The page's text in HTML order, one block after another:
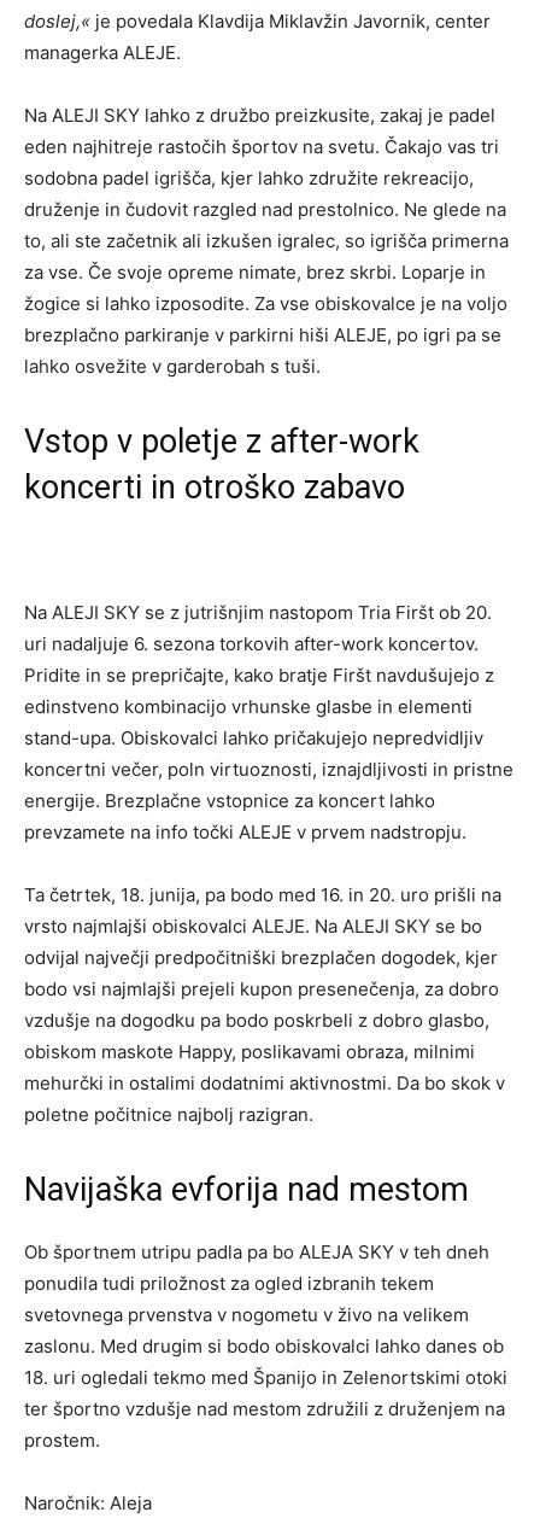
doslej,« je povedala Klavdija Miklavžin Javornik, center
managerka ALEJE.
Na ALEJI SKY lahko z družbo preizkusite, zakaj je padel
eden najhitreje rastočih športov na svetu. Čakajo vas tri
sodobna padel igrišča, kjer lahko združite rekreacijo,
druženje in čudovit razgled nad prestolnico. Ne glede na
to, ali ste začetnik ali izkušen igralec, so igrišča primerna
za vse. Če svoje opreme nimate, brez skrbi. Loparje in
žogice si lahko izposodite. Za vse obiskovalce je na voljo
brezplačno parkiranje v parkirni hiši ALEJE, po igri pa se
lahko osvežite v garderobah s tuši.
Vstop v poletje z after-work
koncerti in otroško zabavo
Na ALEJI SKY se z jutrišnjim nastopom Tria Firšt ob 20.
uri nadaljuje 6. sezona torkovih after-work koncertov.
Pridite in se prepričajte, kako bratje Firšt navdušujejo z
edinstveno kombinacijo vrhunske glasbe in elementi
stand-upa. Obiskovalci lahko pričakujejo nepredvidljiv
koncertni večer, poln virtuoznosti, iznajdljivosti in pristne
energije. Brezplačne vstopnice za koncert lahko
prevzamete na info točki ALEJE v prvem nadstropju.
Ta četrtek, 18. junija, pa bodo med 16. in 20. uro prišli na
vrsto najmlajši obiskovalci ALEJE. Na ALEJI SKY se bo
odvijal največji predpočitniški brezplačen dogodek, kjer
bodo vsi najmlajši prejeli kupon presenečenja, za dobro
vzdušje na dogodku pa bodo poskrbeli z dobro glasbo,
obiskom maskote Happy, poslikavami obraza, milnimi
mehurčki in ostalimi dodatnimi aktivnostmi. Da bo skok v
poletne počitnice najbolj razigran.
Navijaška evforija nad mestom
Ob športnem utripu padla pa bo ALEJA SKY v teh dneh
ponudila tudi priložnost za ogled izbranih tekem
svetovnega prvenstva v nogometu v živo na velikem
zaslonu. Med drugim si bodo obiskovalci lahko danes ob
18. uri ogledali tekmo med Španijo in Zelenortskimi otoki
ter športno vzdušje nad mestom združili z druženjem na
prostem.
Naročnik: Aleja